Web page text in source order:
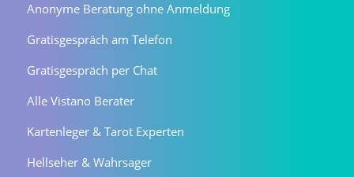
Anonyme Beratung ohne Anmeldung
Gratisgespräch am Telefon
Gratisgespräch per Chat
Alle Vistano Berater
Kartenleger & Tarot Experten
Hellseher & Wahrsager